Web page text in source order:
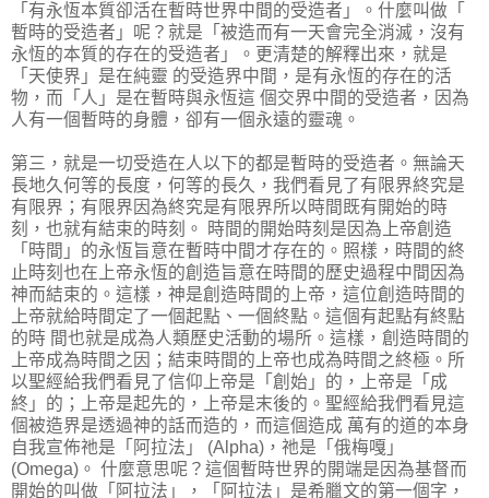
「有永恆本質卻活在暫時世界中間的受造者」。什麼叫做「
暫時的受造者」呢？就是「被造而有一天會完全消滅，沒有
永恆的本質的存在的受造者」。更清楚的解釋出來，就是
「天使界」是在純靈 的受造界中間，是有永恆的存在的活
物，而「人」是在暫時與永恆這 個交界中間的受造者，因為
人有一個暫時的身體，卻有一個永遠的靈魂。
第三，就是一切受造在人以下的都是暫時的受造者。無論天
長地久何等的長度，何等的長久，我們看見了有限界終究是
有限界；有限界因為終究是有限界所以時間既有開始的時
刻，也就有結束的時刻。 時間的開始時刻是因為上帝創造
「時間」的永恆旨意在暫時中間才存在的。照樣，時間的終
止時刻也在上帝永恆的創造旨意在時間的歷史過程中間因為
神而結束的。這樣，神是創造時間的上帝，這位創造時間的
上帝就給時間定了一個起點、一個終點。這個有起點有終點
的時 間也就是成為人類歷史活動的場所。這樣，創造時間的
上帝成為時間之因；結束時間的上帝也成為時間之終極。所
以聖經給我們看見了信仰上帝是「創始」的，上帝是「成
終」的；上帝是起先的，上帝是末後的。聖經給我們看見這
個被造界是透過神的話而造的，而這個造成 萬有的道的本身
自我宣佈祂是「阿拉法」 (Alpha)，祂是「俄梅嘎」
(Omega)。 什麼意思呢？這個暫時世界的開端是因為基督而
開始的叫做「阿拉法」，「阿拉法」是希臘文的第一個字，